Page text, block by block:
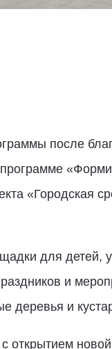
после
«Городская
для детей,
и
деревья и
открытием